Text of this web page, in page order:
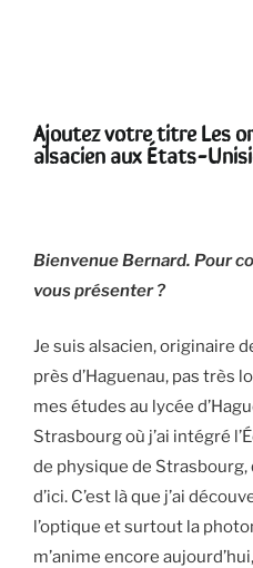
Ajoutez votre titre Les
alsacien aux États-
Bienvenue Bernard. Pour
vous présenter ?
Je suis alsacien, originaire
près d’Haguenau, pas très
mes études au lycée
Strasbourg où j’ai intégré
de physique de
d’ici. C’est là que j’ai
l’optique et surtout la
m’anime encore